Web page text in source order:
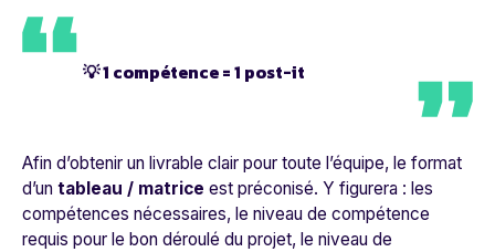
💡 1 compétence = 1 post-it
Afin d’obtenir un livrable clair pour toute l’équipe, le format
d’un tableau / matrice est préconisé. Y figurera : les
compétences nécessaires, le niveau de compétence
requis pour le bon déroulé du projet, le niveau de